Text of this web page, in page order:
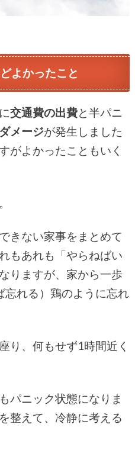
よかったこと
交通費の出費と半パニ
メージが発生しました
がよかったこともいく
きない家事をまとめて
もあれも「やらねばい
りますが、家から一歩
忘れる）鶏のように忘れ
り、何もせず1時間近く
パニック状態になりま
整えて、冷静に考える